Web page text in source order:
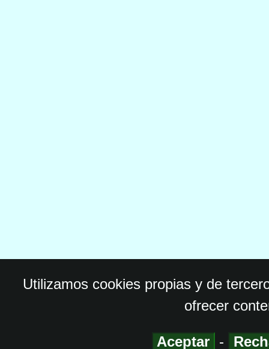
Utilizamos cookies propias y de
ofrecer
Aceptar -